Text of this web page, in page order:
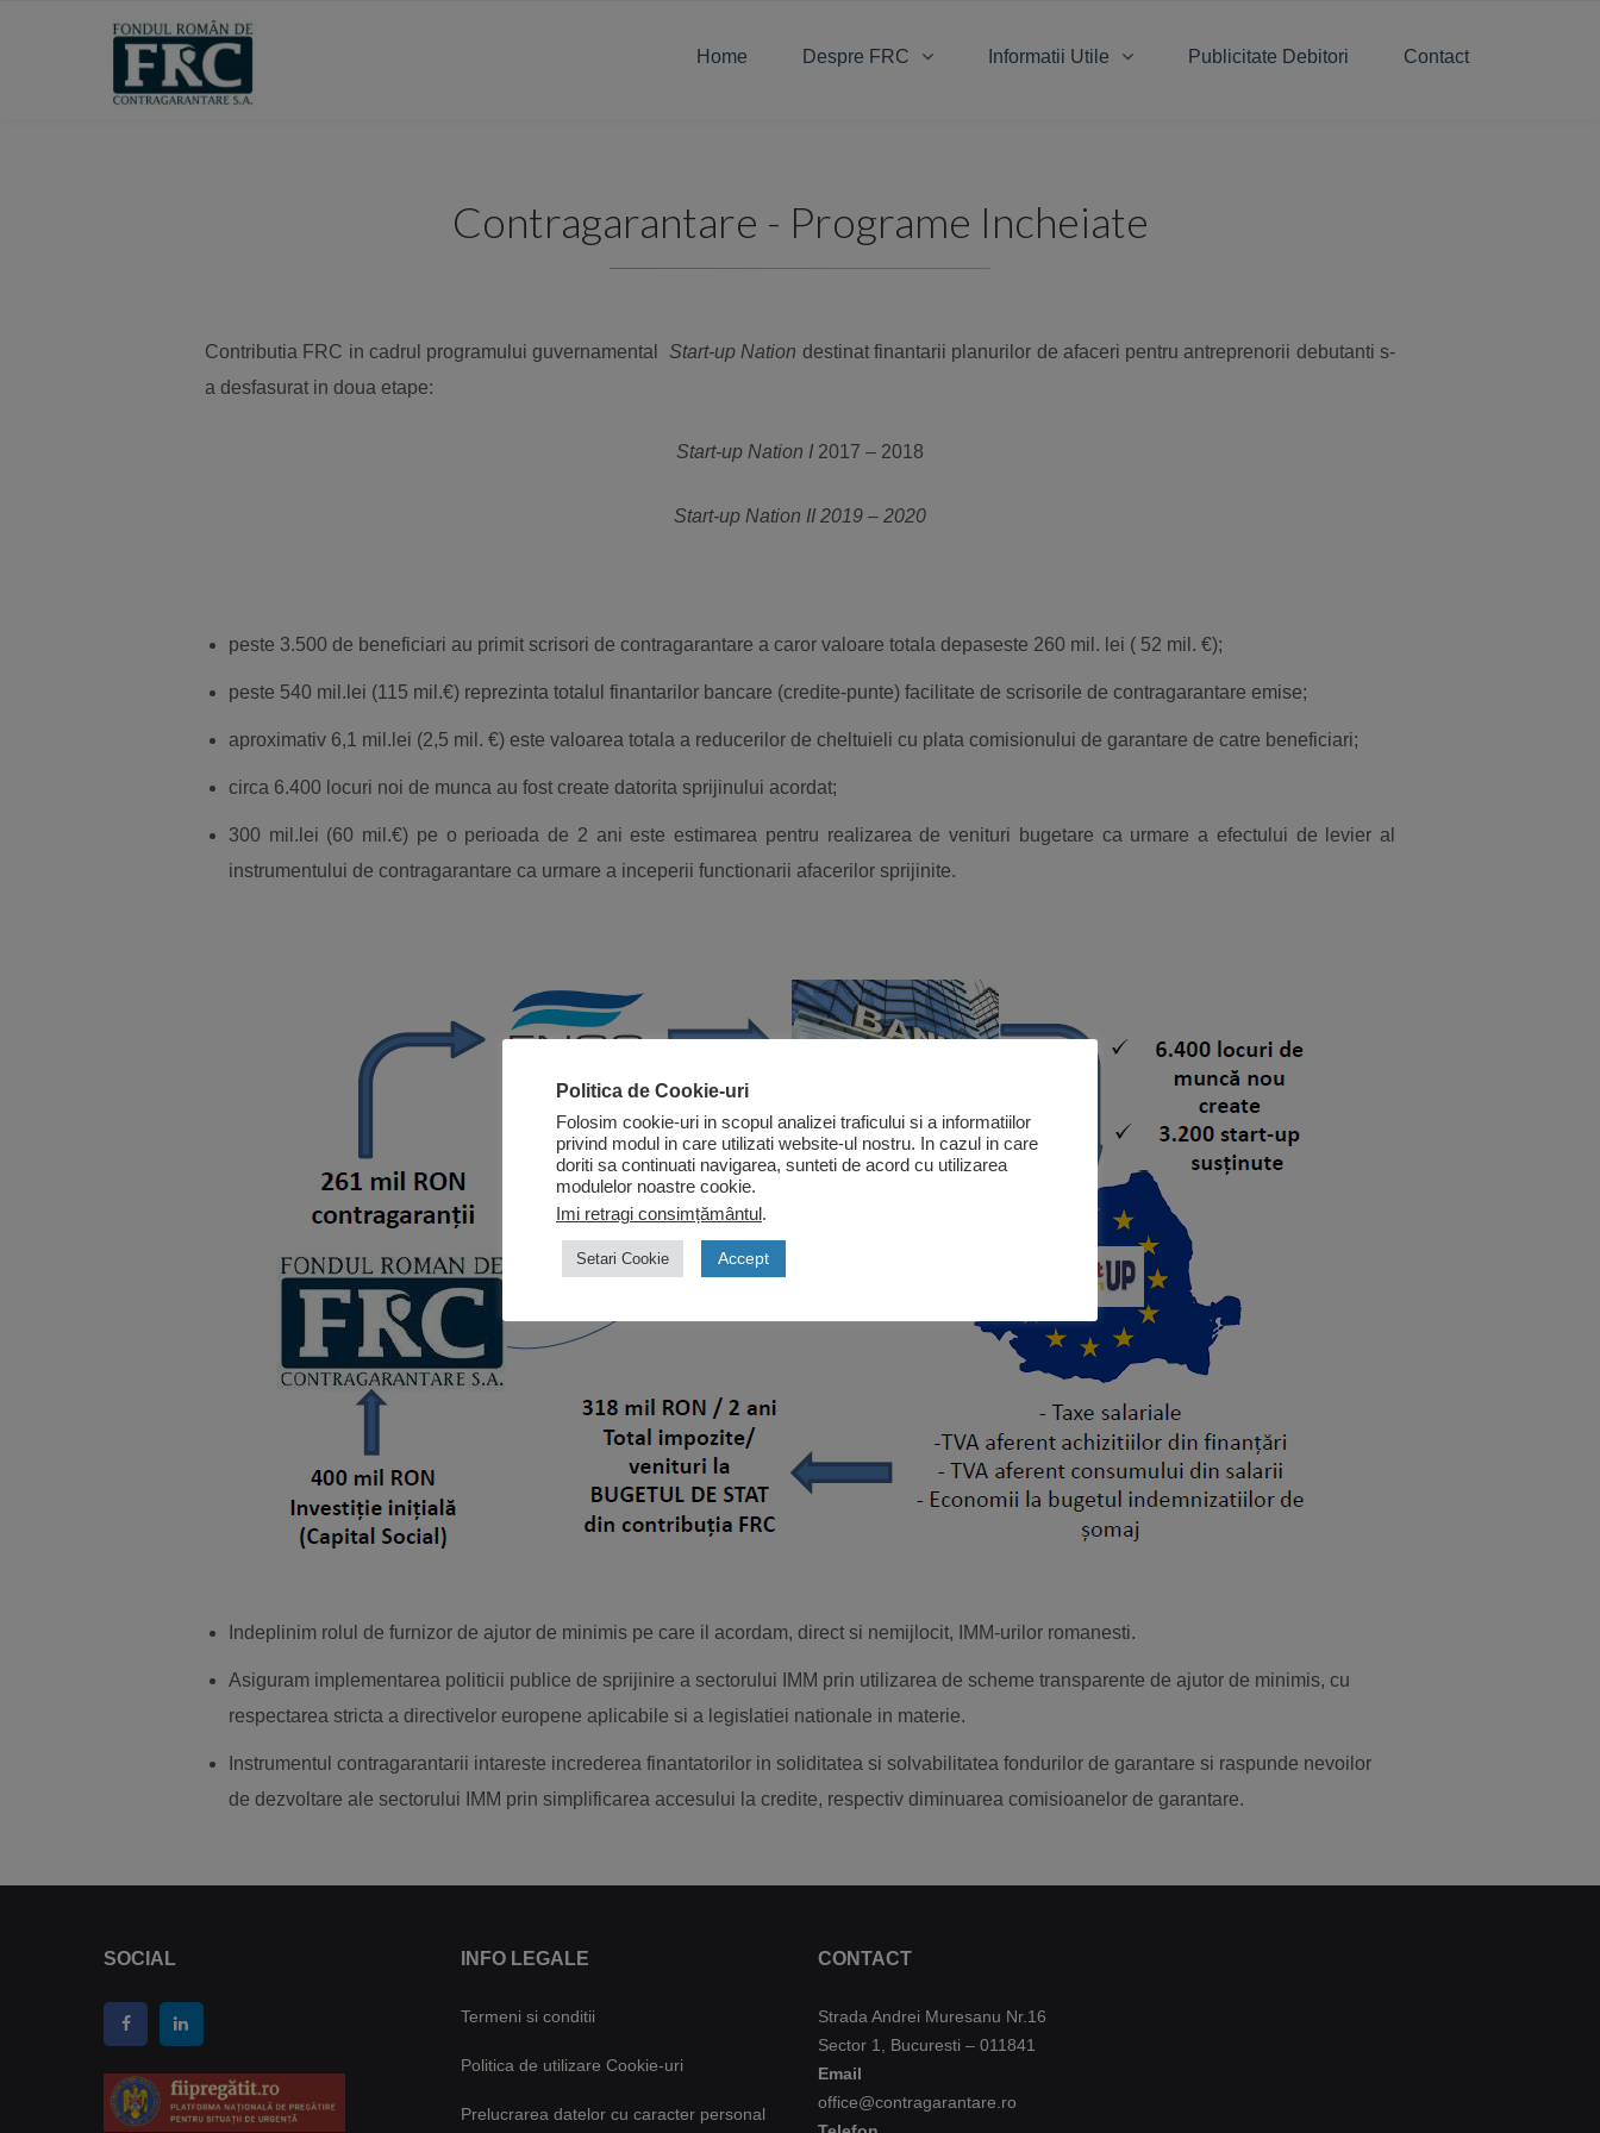
Home Despre FRC Informatii Utile Publicitate Debitori Contact
Contragarantare - Programe Incheiate
Contributia FRC in cadrul programului guvernamentalStart-up Nation destinat finantarii planurilor de afaceri pentru antreprenorii debutanti s-
a desfasurat in doua etape:
Start-up Nation I 2017 – 2018
Start-up Nation II 2019 – 2020
peste 3.500 de beneficiari au primit scrisori de contragarantare a caror valoare totala depaseste 260 mil. lei ( 52 mil. €);
peste 540 mil.lei (115 mil.€) reprezinta totalul finantarilor bancare (credite-punte) facilitate de scrisorile de contragarantare emise;
aproximativ 6,1 mil.lei (2,5 mil. €) este valoarea totala a reducerilor de cheltuieli cu plata comisionului de garantare de catre beneficiari;
circa 6.400 locuri noi de munca au fost create datorita sprijinului acordat;
300 mil.lei (60 mil.€) pe o perioada de 2 ani este estimarea pentru realizarea de venituri bugetare ca urmare a efectului de levier al
instrumentului de contragarantare ca urmare a inceperii functionarii afacerilor sprijinite.
Indeplinim rolul de furnizor de ajutor de minimis pe care il acordam, direct si nemijlocit, IMM-urilor romanesti.
Asiguram implementarea politicii publice de sprijinire a sectorului IMM prin utilizarea de scheme transparente de ajutor de minimis, cu
respectarea stricta a directivelor europene aplicabile si a legislatiei nationale in materie.
Instrumentul contragarantarii intareste increderea finantatorilor in soliditatea si solvabilitatea fondurilor de garantare si raspunde nevoilor
de dezvoltare ale sectorului IMM prin simplificarea accesului la credite, respectiv diminuarea comisioanelor de garantare.
SOCIAL INFO LEGALE
Termeni si conditii
Politica de utilizare Cookie-uri
Prelucrarea datelor cu caracter personal
CONTACT
Strada Andrei Muresanu Nr.16
Sector 1, Bucuresti – 011841
Email
office@contragarantare.ro
Politica de Cookie-uri
Folosim cookie-uri in scopul analizei traficului si a informatiilor
privind modul in care utilizati website-ul nostru. In cazul in care
doriti sa continuati navigarea, sunteti de acord cu utilizarea
modulelor noastre cookie.
Imi retragi consimțământul .
Setari Cookie Accept